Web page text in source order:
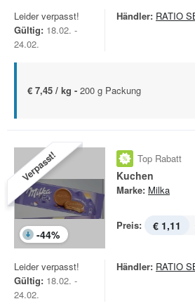
Leider verpasst!
Gültig: 18.02. -
24.02.
Händler: RATIO
€ 7,45 / kg - 200 g Packung
Verpasst!
-44%
Top Rabatt
Kuchen
Marke: Milka
Preis: € 1,11
Leider verpasst!
Gültig: 18.02. -
24.02.
Händler: RATIO